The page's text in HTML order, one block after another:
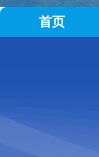
首页